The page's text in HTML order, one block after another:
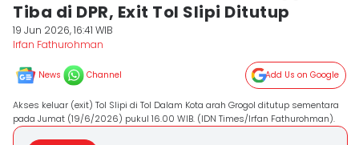
Tiba di DPR, Exit Tol Slipi Ditutup
19 Jun 2026, 16:41 WIB
Irfan Fathurohman
News Channel Add Us on Google
Akses keluar (exit) Tol Slipi di Tol Dalam Kota arah Grogol ditutup sementara
pada Jumat (19/6/2026) pukul 16.00 WIB. (IDN Times/Irfan Fathurohman).